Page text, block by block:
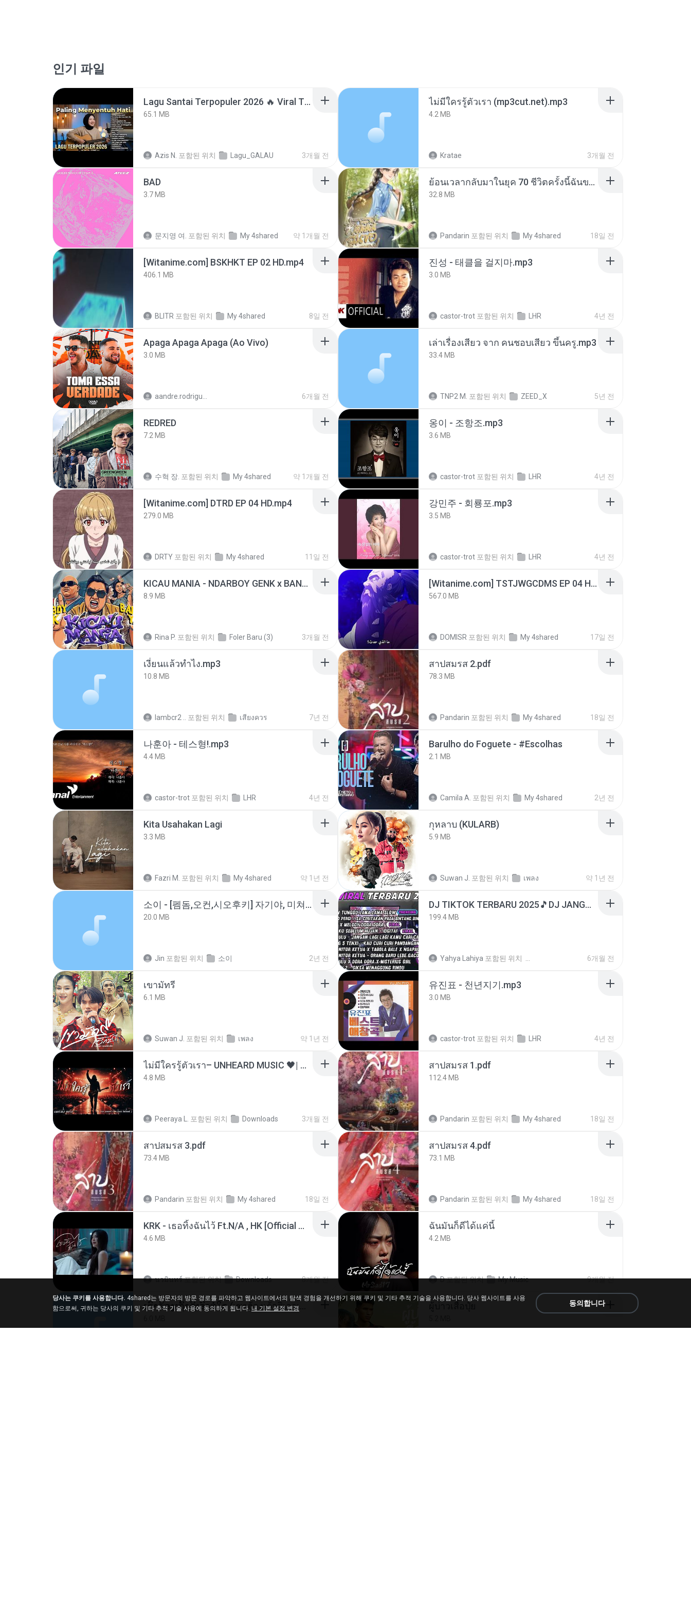
인기 파일
Lagu Santai Terpopuler 2026 🔥 Viral TikTok — Lagu Pop Indonesia Terbaru & Paling Hits 2026
65.1 MB
Azis N. 포함된 위치 Lagu_GALAU 3개월 전
ไม่มีใครรู้ตัวเรา (mp3cut.net).mp3
4.2 MB
Kratae 3개월 전
BAD
3.7 MB
문지영 여. 포함된 위치 My 4shared 약 1개월 전
ย้อนเวลากลับมาในยุค 70 ชีวิตครั้งนี้ฉันขอเลือกเอง จบ.pdf
32.8 MB
Pandarin 포함된 위치 My 4shared 18일 전
[Witanime.com] BSKHKT EP 02 HD.mp4
406.1 MB
BLITR 포함된 위치 My 4shared 8일 전
진성 - 태클을 걸지마.mp3
3.0 MB
castor-trot 포함된 위치 LHR 4년 전
Apaga Apaga Apaga (Ao Vivo)
3.0 MB
6개월 전
เล่าเรื่องเสียว จาก คนชอบเสียว ขึ้นครู.mp3
33.4 MB
TNP2 M. 포함된 위치 ZEED_X 5년 전
REDRED
7.2 MB
수혁 장. 포함된 위치 My 4shared 약 1개월 전
옹이 - 조항조.mp3
3.6 MB
castor-trot 포함된 위치 LHR 4년 전
[Witanime.com] DTRD EP 04 HD.mp4
279.0 MB
DRTY 포함된 위치 My 4shared 11일 전
강민주 - 회룡포.mp3
3.5 MB
castor-trot 포함된 위치 LHR 4년 전
KICAU MANIA - NDARBOY GENK x BANDITOZ YAOW 86 (OFFICIAL LYRIC VIDEO) GAS POL NDANGAK
8.9 MB
Rina P. 포함된 위치 Foler Baru (3) 3개월 전
[Witanime.com] TSTJWGCDMS EP 04 HD.mp4
567.0 MB
DOMISR 포함된 위치 My 4shared 17일 전
เงี่ยนแล้วทำไง.mp3
10.8 MB
lambcr2 .. 포함된 위치 เสียงควร 7년 전
สาปสมรส 2.pdf
78.3 MB
Pandarin 포함된 위치 My 4shared 18일 전
나훈아 - 테스형!.mp3
4.4 MB
castor-trot 포함된 위치 LHR 4년 전
Barulho do Foguete - #Escolhas
2.1 MB
Camila A. 포함된 위치 My 4shared 2년 전
Kita Usahakan Lagi
3.3 MB
Fazri M. 포함된 위치 My 4shared 약 1년 전
กุหลาบ (KULARB)
5.9 MB
Suwan J. 포함된 위치 เพลง 약 1년 전
소이 - [펨돔,오컨,시오후키] 자기야, 미쳐볼래 #남성향 #ASMR #펨돔 #여공남수 #19금.mp3
20.0 MB
Jin 포함된 위치 소이 2년 전
DJ TIKTOK TERBARU 2025🎵DJ JANGAN TUNGGU LAMA LAMA NANTI LAMA LAMA 🎵DJ SEDIA AKU SEBELUM HUJAN
199.4 MB
Yahya Lahiya 포함된 위치 6개월 전
เขามัทรี
6.1 MB
Suwan J. 포함된 위치 เพลง 약 1년 전
유진표 - 천년지기.mp3
3.0 MB
castor-trot 포함된 위치 LHR 4년 전
ไม่มีใครรู้ตัวเรา– UNHEARD MUSIC 🖤| Official Lyric Video | เพลงสู้ชีวิต
4.8 MB
Peeraya L. 포함된 위치 Downloads 3개월 전
สาปสมรส 1.pdf
112.4 MB
Pandarin 포함된 위치 My 4shared 18일 전
สาปสมรส 3.pdf
73.4 MB
Pandarin 포함된 위치 My 4shared 18일 전
สาปสมรส 4.pdf
73.1 MB
Pandarin 포함된 위치 My 4shared 18일 전
KRK - เธอทิ้งฉันไว้ Ft.N/A , HK [Official MV]
4.6 MB
นวมินทร์포함된 위치 Downloads 8개월 전
ฉันมันก็ดีได้แค่นี้
4.2 MB
D포함된 위치 My Music 9개월 전
당사는 쿠키를 사용합니다. 4shared는 방문자의 방문 경로를 파악하고 웹사이트에서의 탐색 경험을 개선하기 위해 쿠키 및 기타 추적 기술을 사용합니다. 당사 웹사이트를 사용
함으로써, 귀하는 당사의 쿠키 및 기타 추적 기술 사용에 동의하게 됩니다. 내 기본 설정 변경
동의합니다